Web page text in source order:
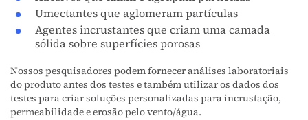
Umectantes que aglomeram partículas
Agentes incrustantes que criam uma camada
sólida sobre superfícies porosas
Nossos pesquisadores podem fornecer análises laboratoriais
do produto antes dos testes e também utilizar os dados dos
testes para criar soluções personalizadas para incrustação,
permeabilidade e erosão pelo vento/água.